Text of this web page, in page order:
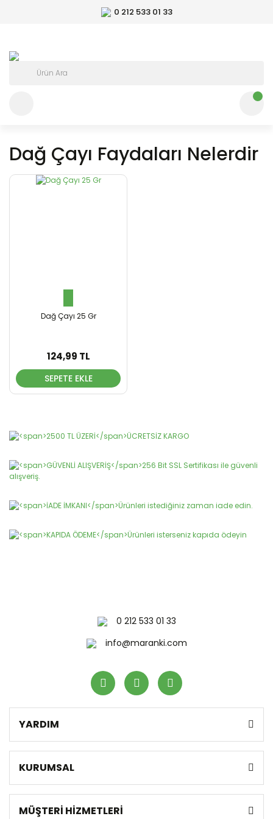
0 212 533 01 33
Dağ Çayı Faydaları Nelerdir
Dağ Çayı 25 Gr
124,99 TL
SEPETE EKLE
0 212 533 01 33
info@maranki.com
YARDIM
KURUMSAL
MÜŞTERİ HİZMETLERİ